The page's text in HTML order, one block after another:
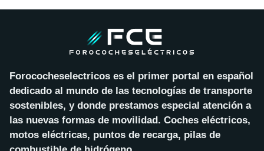
Forococheselectricos es el primer portal en español
dedicado al mundo de las tecnologías de transporte
sostenibles, y donde prestamos especial atención a
las nuevas formas de movilidad. Coches eléctricos,
motos eléctricas, puntos de recarga, pilas de